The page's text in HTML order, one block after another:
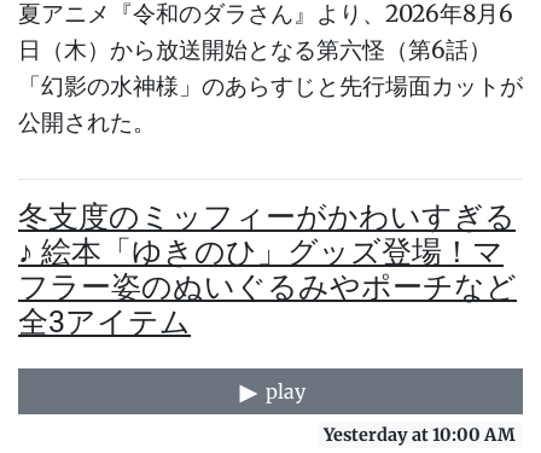
夏アニメ『令和のダラさん』より、2026年8月6
日（木）から放送開始となる第六怪（第6話）
「幻影の水神様」のあらすじと先行場面カットが
公開された。
冬支度のミッフィーがかわいすぎる
♪ 絵本「ゆきのひ」グッズ登場！マ
フラー姿のぬいぐるみやポーチなど
全3アイテム
play
Yesterday at 10:00 AM